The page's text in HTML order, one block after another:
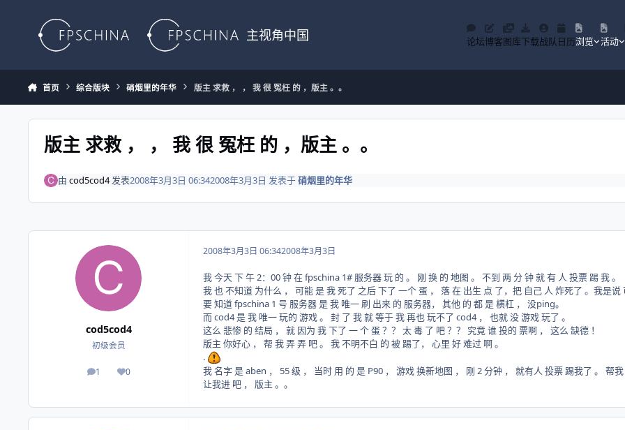
主视角中国 论坛博客图库下载战队 日历浏览 活动
首页 综合版块 硝烟里的年华 版主 求救 ， ， 我 很 冤枉 的 ，版主 。。
版主 求救 ， ， 我 很 冤枉 的 ，版主 。。
由 cod5cod4发表2008年3月3日 06:342008年3月3日 发表于硝烟里的年华
cod5cod4
初级会员
1
帖子 0
荣誉积分
2008年3月3日 06:342008年3月3日
我 今天 下 午 2：00 钟 在 fpschina 1# 服务器 玩 的 。 刚 换 的 地图 。 不到 两 分 钟 就 有 人 投票 踢 我 。
我 也 不知道 为什么 ， 可能 是 我 死了 之后 下了 一个 蛋 ， 落 在 出生 点 了，把 自己 人 炸死了 。我是说
要 知道 fpschina 1 号 服务器 是 我 唯一 刷 出来 的 服务器， 其他 的 都 是 横杠 ， 没ping。
而 cod4 是 我 唯一 玩的 游戏 。 封 了 我 就 等于 我 再也 玩不了 cod4 ， 也就 没 游戏 玩了 。
这么 悲惨 的 结局 ， 就 因为 我 下了 一 个 蛋 ？？ 太 毒 了 吧 ？？ 究竟 谁 投的 票啊 ， 这么 缺德 ！
版主 你好心 ， 帮 我 弄 弄 吧 。 我 不明不白 的 被 踢了， 心里 好 难过 啊 。
.
我 名字 是 aben ， 55 级 ， 当时 用 的 是 P90 ， 游戏 换新地图 ， 刚 2 分钟 ， 就有人 投票 踢我了 。 帮我
让我进 吧 ， 版主 。。